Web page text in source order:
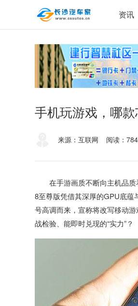
资讯
手机玩游戏，哪
来源：互联网 阅读：784
在手游画质不断向主机品
8至尊版凭借其深厚的GPU底蕴
号高调而来，宣称将改写移动
战检验、能即时兑现的“实力”？